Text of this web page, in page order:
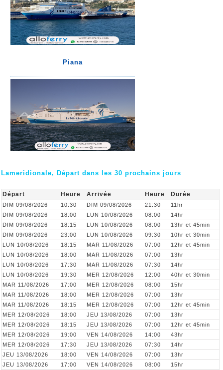
Piana
Lameridionale, Départ dans les 30 prochains jours
Départ Heure Arrivée Heure Durée
DIM 09/08/2026 10:30 DIM 09/08/2026 21:30
11hr
DIM 09/08/2026
18:00 LUN 10/08/2026 08:00
14hr
DIM 09/08/2026
18:15 LUN 10/08/2026 08:00
13hr et 45min
DIM 09/08/2026
23:00 LUN 10/08/2026 09:30
10hr et 30min
LUN 10/08/2026
18:15 MAR 11/08/2026 07:00
12hr et 45min
LUN 10/08/2026
18:00 MAR 11/08/2026 07:00
13hr
LUN 10/08/2026
17:30 MAR 11/08/2026 07:30
14hr
LUN 10/08/2026
19:30 MER 12/08/2026 12:00
40hr et 30min
MAR 11/08/2026
17:00 MER 12/08/2026 08:00
15hr
MAR 11/08/2026
18:00 MER 12/08/2026 07:00
13hr
MAR 11/08/2026
18:15 MER 12/08/2026 07:00
12hr et 45min
MER 12/08/2026
18:00 JEU 13/08/2026 07:00
13hr
MER 12/08/2026
18:15 JEU 13/08/2026 07:00
12hr et 45min
MER 12/08/2026
19:00 VEN 14/08/2026 14:00
43hr
MER 12/08/2026
17:30 JEU 13/08/2026 07:30
14hr
JEU 13/08/2026
18:00 VEN 14/08/2026 07:00
13hr
JEU 13/08/2026
17:00 VEN 14/08/2026 08:00 15hr